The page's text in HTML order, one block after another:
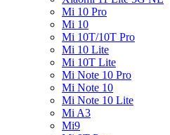
Mi 10 Pro
Mi 10
Mi 10T/10T Pro
Mi 10 Lite
Mi 10T Lite
Mi Note 10 Pro
Mi Note 10
Mi Note 10 Lite
Mi A3
Mi9